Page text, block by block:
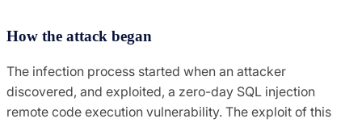
How the attack began
The infection process started when an attacker
discovered, and exploited, a zero-day SQL injection
remote code execution vulnerability. The exploit of this